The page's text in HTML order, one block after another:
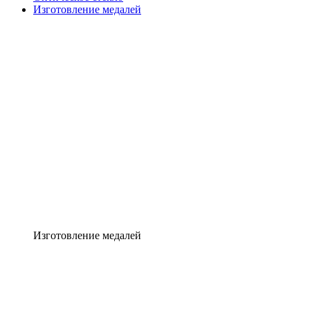
Изготовление медалей
Изготовление медалей